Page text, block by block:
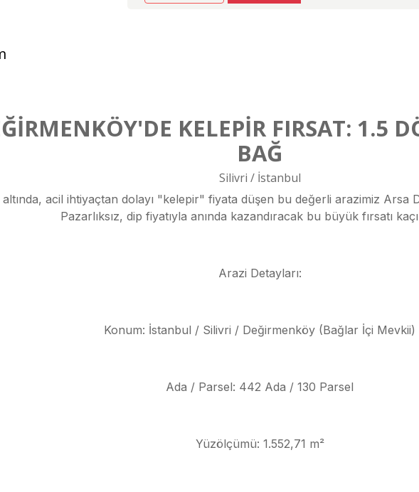
KELEPİR FIRSAT: 1.5
BAĞ
Silivri / İstanbul
altında, acil ihtiyaçtan dolayı "kelepir" fiyata düşen bu değerli arazimiz Arsa
Pazarlıksız, dip fiyatıyla anında kazandıracak bu büyük fırsatı
Arazi Detayları:
Konum: İstanbul / Silivri / Değirmenköy (Bağlar İçi Mevkii)
Ada / Parsel: 442 Ada / 130 Parsel
Yüzölçümü: 1.552,71 m²